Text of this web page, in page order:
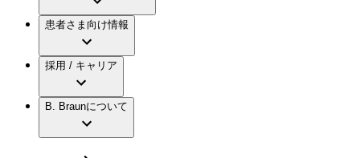
手術器具の管理、再生処理工程の業務改善
製品・診療領域
歯科
低侵襲手術 （内視鏡外科手術）
水頭症について
慢性創傷の治癒
アクトリーン ハイライト カテ
アクトリーン ハイライト セット
疾患・症状
ビー・ブラウンエースクラップ株式会社の
会社概要
報
要
キャリア（B. Braunで働くということ）
ビジョンとバリュー
ブランド
ついて
イノベーション
私たちの責任
患者さま向け情報
採用 / キャリア
B. Braunについて